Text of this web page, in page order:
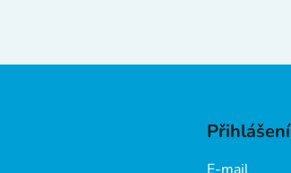
Přihlášení